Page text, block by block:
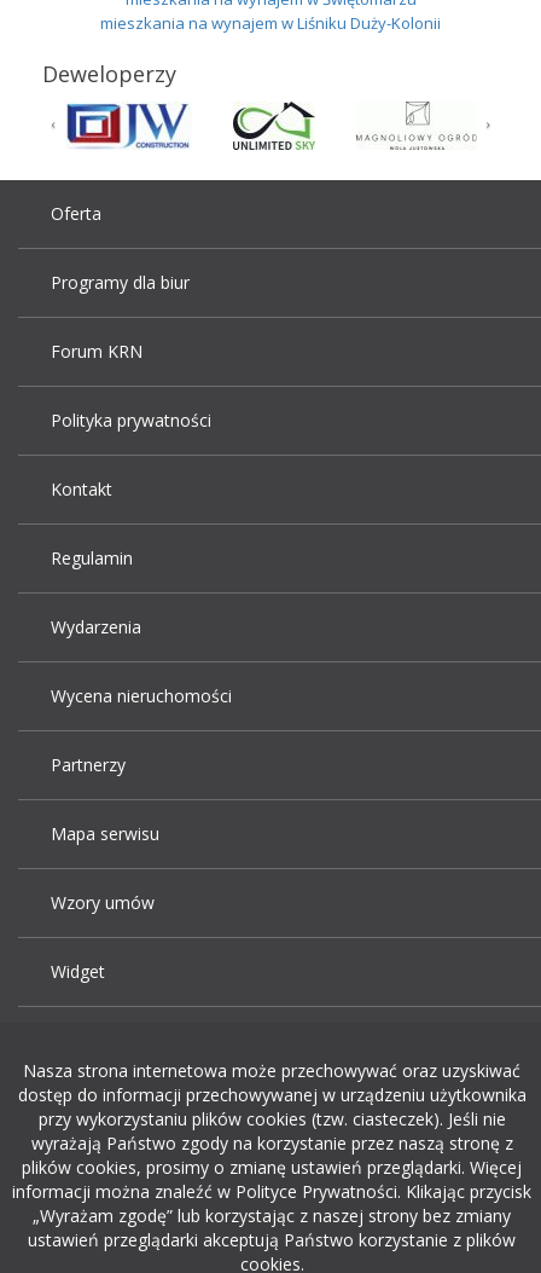
mieszkania na wynajem w Liśniku Duży-Kolonii
Deweloperzy
Oferta
Programy dla biur
Forum KRN
Polityka prywatności
Kontakt
Regulamin
Wydarzenia
Wycena nieruchomości
Partnerzy
Mapa serwisu
Wzory umów
Widget
Dodaj ogłoszenie o pracę
rekrutacja w it
Nasza strona internetowa może przechowywać oraz uzyskiwać
dostęp do informacji przechowywanej w urządzeniu użytkownika
przy wykorzystaniu plików cookies (tzw. ciasteczek). Jeśli nie
wyrażają Państwo zgody na korzystanie przez naszą stronę z
plików cookies, prosimy o zmianę ustawień przeglądarki. Więcej
informacji można znaleźć w Polityce Prywatności. Klikając przycisk
„Wyrażam zgodę” lub korzystając z naszej strony bez zmiany
ustawień przeglądarki akceptują Państwo korzystanie z plików
cookies.